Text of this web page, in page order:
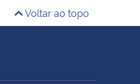
Voltar ao topo